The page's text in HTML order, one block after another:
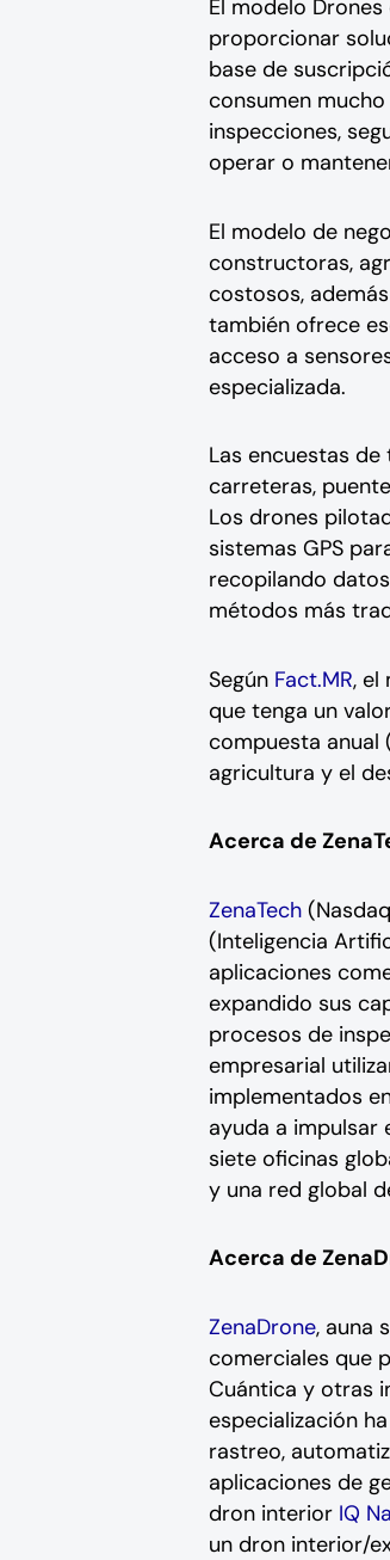
El modelo
proporcionar
base de
consumen
inspecciones,
operar o
El modelo de
constructoras,
costosos,
también ofrece
acceso a
especializada.
Las encuestas
carreteras,
Los drones
sistemas GPS
recopilando
métodos más
Según Fact.MR, el
que tenga un
compuesta anual
agricultura y el
Acerca de
ZenaTech
(Inteligencia
aplicaciones
expandido sus
procesos de
empresarial
implementados
ayuda a impulsar
siete oficinas
y una red global
Acerca de
ZenaDrone, auna
comerciales que
Cuántica y otras
especialización
rastreo,
aplicaciones de
dron interior IQ
un dron interior/